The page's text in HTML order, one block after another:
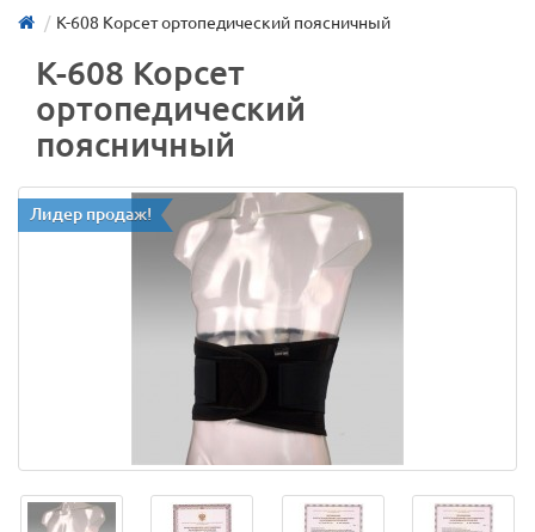
К-608 Корсет ортопедический поясничный
К-608 Корсет
ортопедический
поясничный
Лидер продаж!